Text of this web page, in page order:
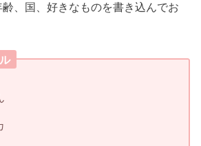
、国、好きなものを書き込んでお